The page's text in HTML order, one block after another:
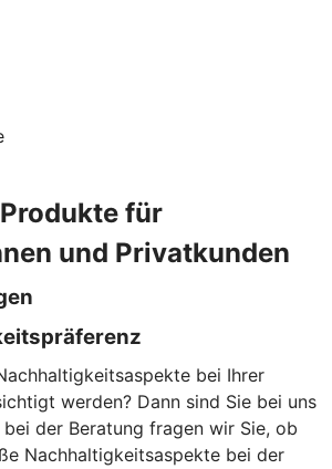
für
und Privatkunden
bei Ihrer
werden? Dann sind Sie bei uns
der Beratung fragen wir Sie, ob
Nachhaltigkeitsaspekte bei der